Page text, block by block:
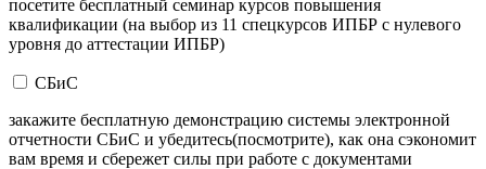
посетите бесплатный семинар курсов повышения
квалификации (на выбор из 11 спецкурсов ИПБР с нулевого
уровня до аттестации ИПБР)
СБиС
закажите бесплатную демонстрацию системы электронной
отчетности СБиС и убедитесь(посмотрите), как она сэкономит
вам время и сбережет силы при работе с документами